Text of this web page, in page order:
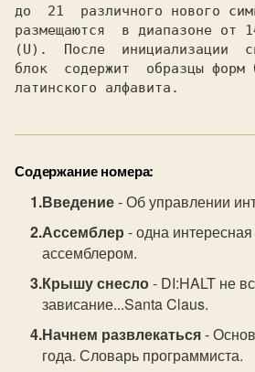
Содержание номера:
Введение- Об управлении
Ассемблер - одна
ассемблером.
Крышу снесло- DI:HALT не
зависание...Santa Claus.
Начнем развлекаться-
года. Словарь программиста.